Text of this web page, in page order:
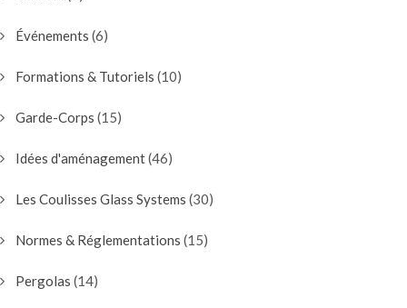
Événements (6)
Formations & Tutoriels (10)
Garde-Corps (15)
Idées d'aménagement(46)
Les Coulisses Glass Systems (30)
Normes & Réglementations (15)
Pergolas (14)